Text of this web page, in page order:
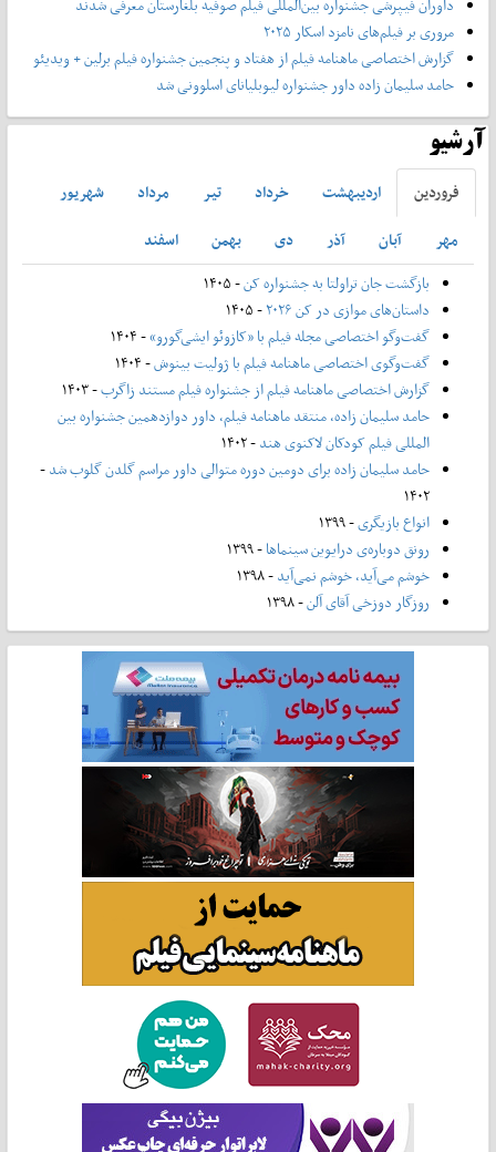
داوران فیپرشی جشنواره بین‌المللی فیلم صوفیه بلغارستان معرفی شدند
مروری بر فیلم‌های نامزد اسکار ۲۰۲۵
گزارش اختصاصی ماهنامه فیلم از هفتاد و پنجمین جشنواره فیلم برلین + ویدیئو
حامد سلیمان زاده داور جشنواره لیوبلیانای اسلوونی شد
آرشیو
فروردين ارديبهشت خرداد تير مرداد
شهريور
مهر
آبان آذر دی بهمن
اسفند
بازگشت جان تراولتا به جشنواره کن- ۱۴۰۵
داستان‌های موازی در کن ۲۰۲۶
- ۱۴۰۵
گفت‌وگو اختصاصی مجله فیلم با «کازوئو ایشی‌گورو»- ۱۴۰۴
گفت‌وگوی اختصاصی ماهنامه فیلم با ژولیت بینوش- ۱۴۰۴
گزارش اختصاصی ماهنامه فیلم از جشنواره فیلم مستند زاگرب- ۱۴۰۳
حامد سلیمان زاده، منتقد ماهنامه فیلم، داور دوازدهمین جشنواره بین
المللی فیلم کودکان لاکنوی هند- ۱۴۰۲
حامد سلیمان زاده برای دومین دوره متوالی داور مراسم گلدن گلوب شد-
۱۴۰۲
انواع بازیگری- ۱۳۹۹
رونق دوباره‌ی درایوین سینماها- ۱۳۹۹
خوشم می‌آید، خوشم نمی‌آید- ۱۳۹۸
روزگار دوزخی آقای آلن- ۱۳۹۸